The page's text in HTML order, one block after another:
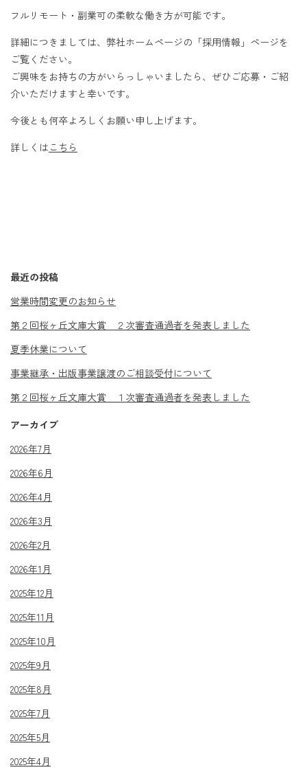
フルリモート・副業可の柔軟な働き方が可能です。
詳細につきましては、弊社ホームページの「採用情報」ページを
ご覧ください。
ご興味をお持ちの方がいらっしゃいましたら、ぜひご応募・ご紹
介いただけますと幸いです。
今後とも何卒よろしくお願い申し上げます。
詳しくは こちら
最近の投稿
営業時間変更のお知らせ
第２回桜ヶ丘文庫大賞 ２次審査通過者を発表しました
夏季休業について
事業継承・出版事業譲渡のご相談受付について
第２回桜ヶ丘文庫大賞 １次審査通過者を発表しました
アーカイブ
2026年7月
2026年6月
2026年4月
2026年3月
2026年2月
2026年1月
2025年12月
2025年11月
2025年10月
2025年9月
2025年8月
2025年7月
2025年5月
2025年4月